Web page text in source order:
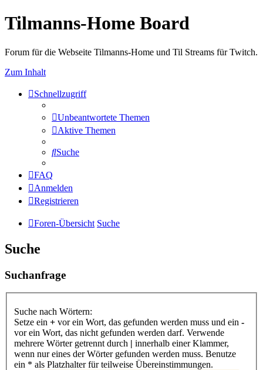
Tilmanns-Home Board
Forum für die Webseite Tilmanns-Home und Til Streams für Twitch.
Zum Inhalt
Schnellzugriff
Unbeantwortete Themen
Aktive Themen
Suche
FAQ
Anmelden
Registrieren
Foren-Übersicht Suche
Suche
Suchanfrage
Suche nach Wörtern:
Setze ein + vor ein Wort, das gefunden werden muss und ein -
vor ein Wort, das nicht gefunden werden darf. Verwende
mehrere Wörter getrennt durch | innerhalb einer Klammer,
wenn nur eines der Wörter gefunden werden muss. Benutze
ein * als Platzhalter für teilweise Übereinstimmungen.